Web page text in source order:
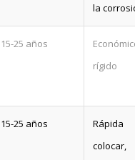
la
15-25 años
rígido
15-25 años
Rápida